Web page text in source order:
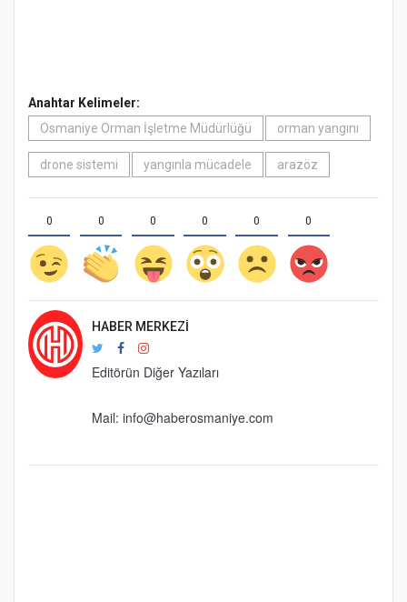
Anahtar Kelimeler:
Osmaniye Orman İşletme Müdürlüğü
orman yangını
drone sistemi yangınla mücadele arazöz
0 0 0 0 0 0
HABER MERKEZI
Editörün Diğer Yazıları
Mail: info@haberosmaniye.com